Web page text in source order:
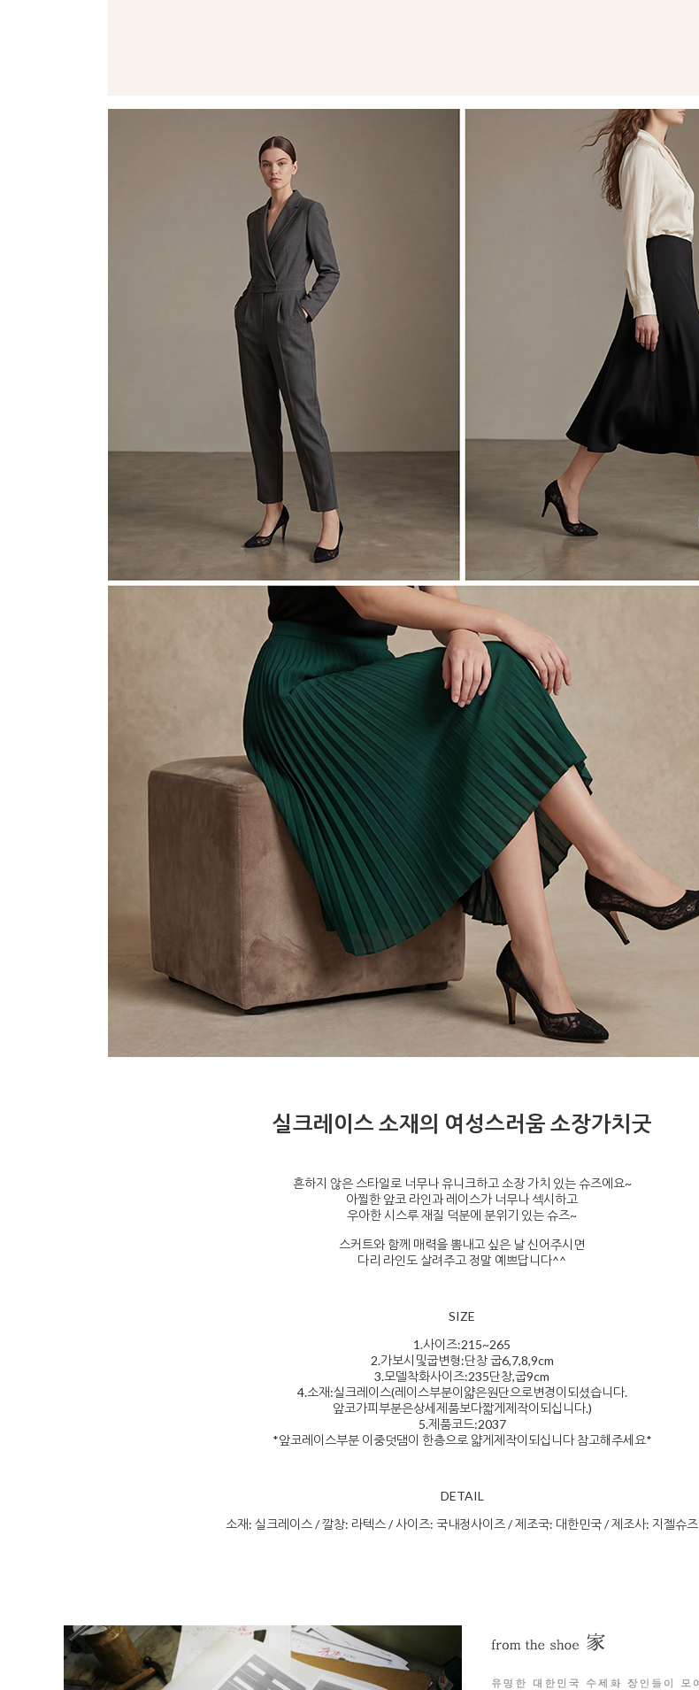
실크레이스 소재의 여성스러움 소장가치굿
흔하지 않은 스타일로 너무나 유니크하고 소장 가치 있는 슈즈에요~
아찔한 앞코 라인과 레이스가 너무나 섹시하고
우아한 시스루 재질 덕분에 분위기 있는 슈즈~
스커트와 함께 매력을 뽐내고 싶은 날 신어주시면
다리 라인도 살려주고 정말 예쁘답니다^^
SIZE
1.사이즈:215~265
2.가보시및굽변형:단창 굽6,7,8,9cm
3.모델착화사이즈:235단창,굽9cm
4.소재:실크레이스(레이스부분이얇은원단으로변경이되셨습니다.
앞코가피부분은상세제품보다짧게제작이되십니다.)
5.제품코드:2037
*앞코레이스부분 이중덧댐이 한층으로 얇게제작이되십니다 참고해주세요*
DETAIL
소재: 실크레이스 / 깔창: 라텍스 / 사이즈: 국내정사이즈 / 제조국: 대한민국 / 제조사: 지젤슈즈